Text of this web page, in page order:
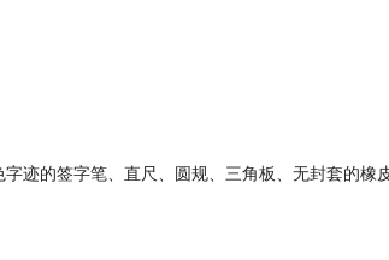
迹的签字笔、直尺、圆规、三角板、无封套的橡